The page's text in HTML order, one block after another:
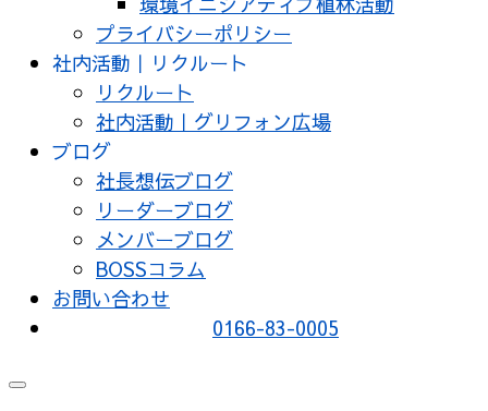
プライバシーポリシー
社内活動｜リクルート
リクルート
社内活動｜グリフォン広場
ブログ
社長想伝ブログ
リーダーブログ
メンバーブログ
BOSSコラム
お問い合わせ
0166-83-0005
メ